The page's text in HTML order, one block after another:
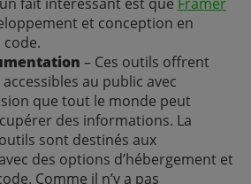
et conception en
– Ces outils offrent
au public avec
que tout le monde peut
des informations. La
sont destinés aux
des options d’hébergement et
Comme il n’y a pas